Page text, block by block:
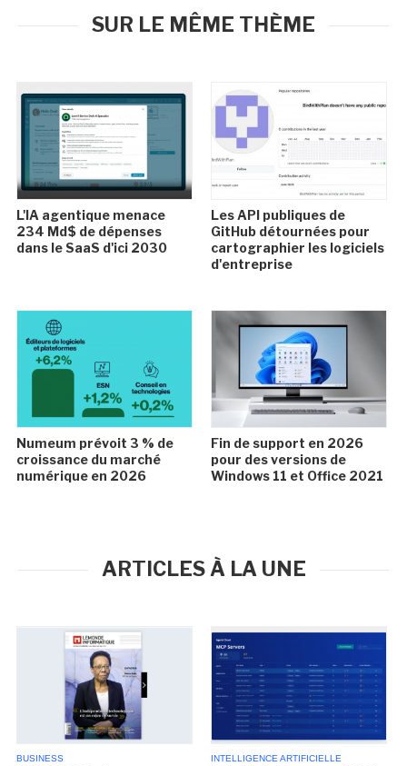
SUR LE MÊME THÈME
L'IA agentique menace
234 Md$ de dépenses
dans le SaaS d'ici 2030
Les API publiques de
GitHub détournées pour
cartographier les logiciels
d'entreprise
Numeum prévoit 3 % de
croissance du marché
numérique en 2026
Fin de support en 2026
pour des versions de
Windows 11 et Office 2021
ARTICLES À LA UNE
BUSINESS INTELLIGENCE ARTIFICIELLE